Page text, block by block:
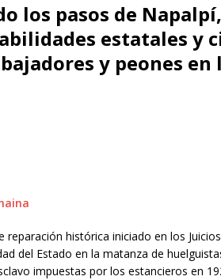
los pasos de
estatales y
y peones
reparación histórica iniciado en los
del Estado en la matanza de
impuestas por los estancieros en